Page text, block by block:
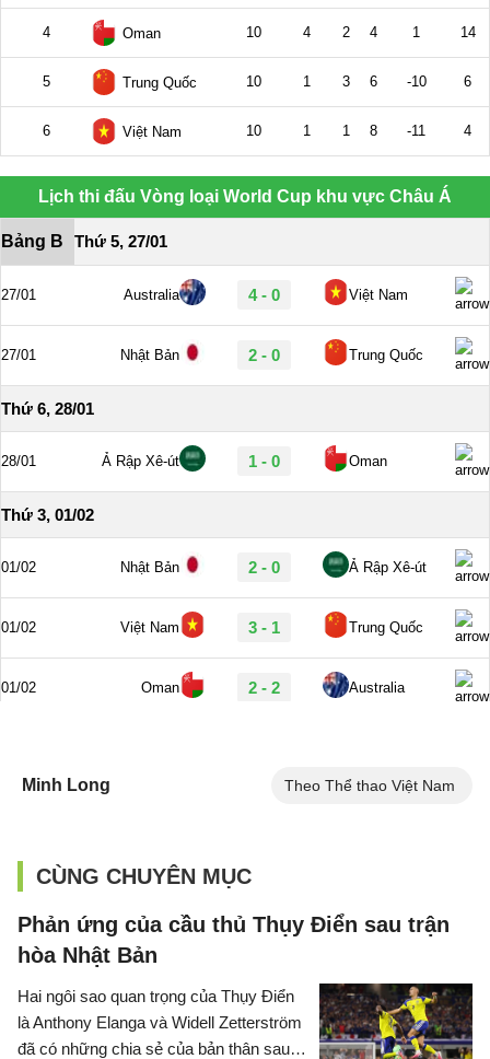
Minh Long Theo Thể thao Việt Nam
CÙNG CHUYÊN MỤC
Phản ứng của cầu thủ Thụy Điển sau trận
hòa Nhật Bản
Hai ngôi sao quan trọng của Thụy Điển
là Anthony Elanga và Widell Zetterström
đã có những chia sẻ của bản thân sau